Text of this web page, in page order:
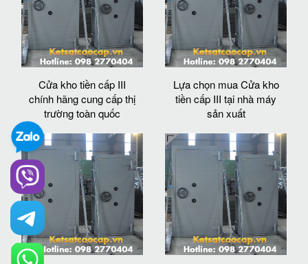
Cửa kho tiền cấp III
chính hãng cung cấp thị
trường toàn quốc
Lựa chọn mua Cửa kho
tiền cấp III tại nhà máy
sản xuất